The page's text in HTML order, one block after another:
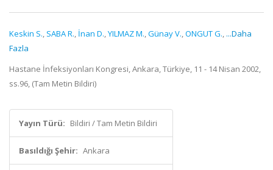
Keskin S., SABA R., İnan D.,YILMAZ M.,Günay V.,ONGUT G., ...Daha
Fazla
Hastane İnfeksiyonları Kongresi, Ankara, Türkiye, 11 - 14 Nisan 2002,
ss.96, (Tam Metin Bildiri)
Yayın Türü: Bildiri / Tam Metin Bildiri
Basıldığı Şehir: Ankara